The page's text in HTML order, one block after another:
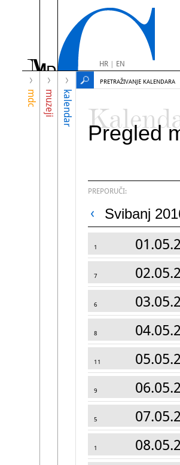
HR| EN
mdc muzeji kalendar
PRETRAŽIVANJE KALENDARA
Pregled
PREPORUČI:
Svibanj
1
7
6
8
11
9
5
1